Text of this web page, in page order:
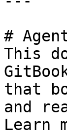
#
This
that
and
Learn